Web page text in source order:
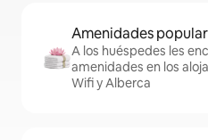
Amenidades
A los huéspedes les
amenidades en los
Wifi y Alberca